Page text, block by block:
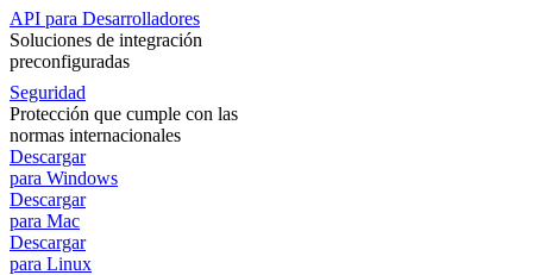
API para Desarrolladores
Soluciones de integración
preconfiguradas
Seguridad
Protección que cumple con las
normas internacionales
Descargar
para Windows
Descargar
para Mac
Descargar
para Linux